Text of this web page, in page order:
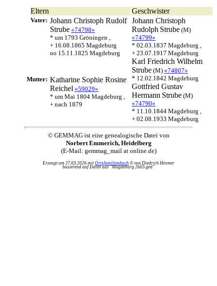
Eltern Geschwister
Vater: Johann Christoph Rudolf
Strube «74798»
* um 1793 Gröningen ,
+ 16.08.1865 Magdeburg
oo 15.11.1825 Magdeburg
Johann Christoph
Rudolph Strube (M)
«74799»
* 02.03.1837 Magdeburg ,
+ 23.07.1917 Magdeburg
Karl Friedrich Wilhelm
Strube (M) «74807»
* 12.02.1842 Magdeburg
Gottfried Gustav
Hermann Strube (M)
«74790»
* 11.10.1844 Magdeburg ,
+ 02.08.1933 Magdeburg
Mutter: Katharine Sophie Rosine
Reichel «59029»
* um Mai 1804 Magdeburg ,
+ nach 1879
© GEMMAG ist eine genealogische Datei von
Norbert Emmerich, Heidelberg
(E-Mail: gemmag_mail at online.de)
Erzeugt am 27.03.2026 mit Ortsfamilienbuch © von Diedrich Hesmer
basierend auf Daten aus "Magdeburg 2603.ged"